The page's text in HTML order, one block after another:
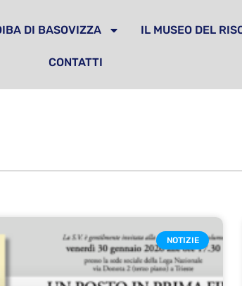
DI BASOVIZZA IL MUSEO DEL
CONTATTI
NOTIZIE